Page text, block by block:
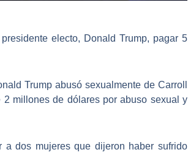
presidente electo, Donald Trump, pagar 5
Trump abusó sexualmente de Carroll
millones de dólares por abuso sexual y
a dos mujeres que dijeron haber sufrido